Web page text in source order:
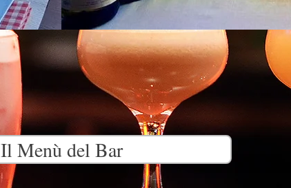
Il Menù del Bar